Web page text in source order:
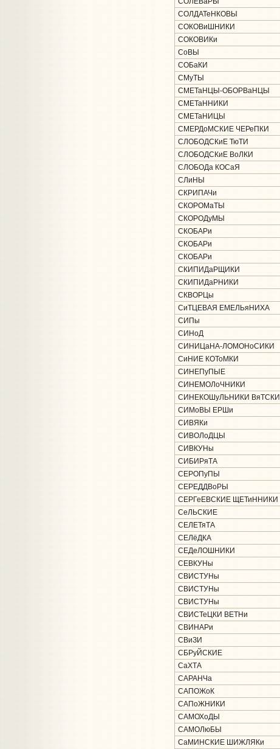
СОЛДАТеНКОВЫ
СОКОВиШНИКИ
СОКОВИКи
СоВЫ
СОБаКИ
СМуТЫ
СМЕТаНЦЫ-ОБОРВаНЦЫ
СМЕТаННИКИ
СМЕТаНИЦЫ
СМЕРДоМСКИЕ ЧЕРеПКИ
СЛОБОДСКиЕ ТюТИ
СЛОБОДСКиЕ ВоЛКИ
СЛОБОДа КОСаЯ
СЛиНЫ
СКРИПАЧи
СКОРОМаТЫ
СКОРОДуМЫ
СКОБАРи
СКОБАРи
СКОБАРи
СКИПИДаРЩИКИ
СКИПИДаРНИКИ
СКВОРЦы
СиТЦЕВАЯ ЕМЕЛЬяНИХА
СИПы
СИНоД
СИНИЦаНА-ЛОМОНоСИКИ
СиНИЕ КОТоМКИ
СИНЕПуПЫЕ
СИНЕМОЛоЧНИКИ
СИНЕКОШуЛЬНИКИ
СИМоВЫ ЕРШи
СИВЯКи
СИВОЛоДЦЫ
СИВКУНы
СИБИРяТА
СЕРОПуПЫ
СЕРЕДДВоРЫ
СЕРГеЕВСКИЕ ЩЕТиННИКИ
СеЛЬСКИЕ
СЕЛЕТяТА
СЕЛёДКА
СЕДеЛОШНИКИ
СЕВКУНы
СВИСТУНы
СВИСТУНы
СВИСТУНы
СВИСТеЦКИ ВЕТНи
СВИНАРи
СВиЗИ
СБРуЙСКИЕ
СаХТА
САРАНЧа
САПОЖоК
САПоЖНИКИ
САМОХоДЫ
САМОЛюБЫ
СаМИНСКИЕ ШИЖЛЯКи